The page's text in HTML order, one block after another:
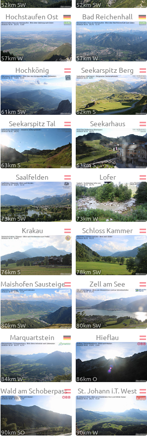
52km SW 52km SW
Hochstaufen Ost
57km W
Bad Reichenhall
57km W
Hochkönig
61km SW
Seekarspitz Berg
62km S
Seekarspitz Tal
63km S
Seekarhaus
63km S
Saalfelden
73km SW
Lofer
73km W
Krakau
76km S
Schloss Kammer
78km SW
Maishofen Sausteige
80km SW
Zell am See
80km SW
Marquartstein
84km W
Hieflau
86km O
Wald am Schoberpass
90km SO
St. Johann i.T. West
90km W